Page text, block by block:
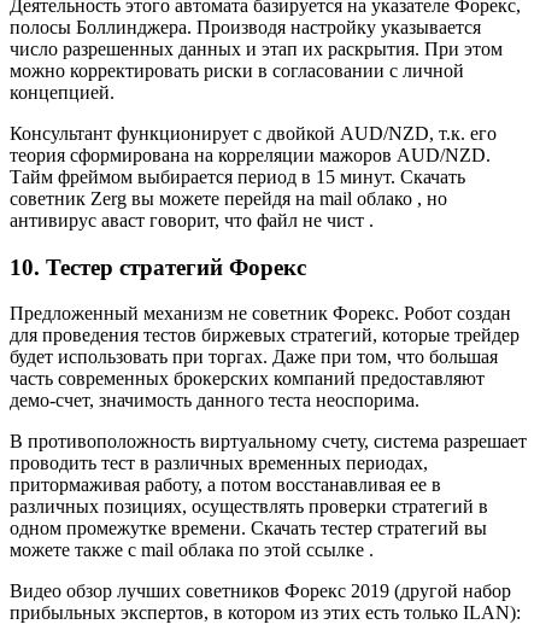
Деятельность этого автомата базируется на указателе Форекс,
полосы Боллинджера. Производя настройку указывается
число разрешенных данных и этап их раскрытия. При этом
можно корректировать риски в согласовании с личной
концепцией.
Консультант функционирует с двойкой AUD/NZD, т.к. его
теория сформирована на корреляции мажоров AUD/NZD.
Тайм фреймом выбирается период в 15 минут. Скачать
советник Zerg вы можете перейдя на mail облако , но
антивирус аваст говорит, что файл не чист .
10. Тестер стратегий Форекс
Предложенный механизм не советник Форекс. Робот создан
для проведения тестов биржевых стратегий, которые трейдер
будет использовать при торгах. Даже при том, что большая
часть современных брокерских компаний предоставляют
демо-счет, значимость данного теста неоспорима.
В противоположность виртуальному счету, система разрешает
проводить тест в различных временных периодах,
притормаживая работу, а потом восстанавливая ее в
различных позициях, осуществлять проверки стратегий в
одном промежутке времени. Скачать тестер стратегий вы
можете также с mail облака по этой ссылке .
Видео обзор лучших советников Форекс 2019 (другой набор
прибыльных экспертов, в котором из этих есть только ILAN):